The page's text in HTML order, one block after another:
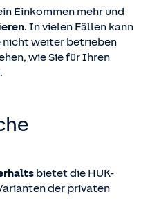
Einkommen mehr und
. In vielen Fällen kann
nicht weiter betrieben
wie Sie für Ihren
bietet die HUK-
der privaten